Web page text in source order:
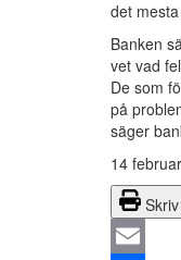
det
Banken
vet vad
De som
på
säger
14